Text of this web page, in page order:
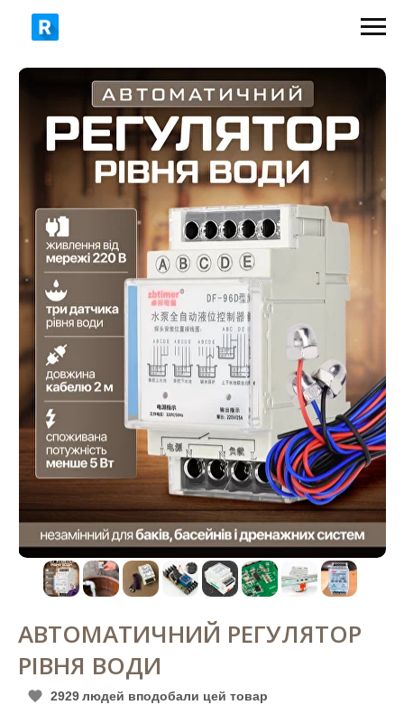
ЗАМОВИТИ
990 грн 499 грн
АВТОМАТИЧНИЙ РЕГУЛЯТОР
РІВНЯ ВОДИ
2929 людей вподобали цей товар